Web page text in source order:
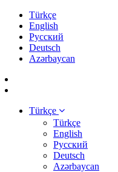
Türkçe
English
Pусский
Deutsch
Azərbaycan
Türkçe
Türkçe
English
Pусский
Deutsch
Azərbaycan